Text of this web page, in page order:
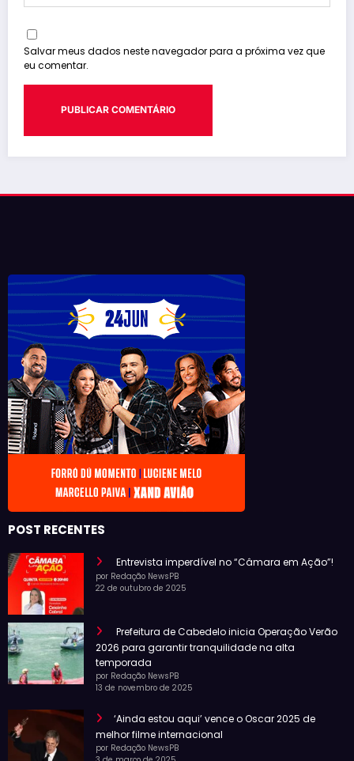
Salvar meus dados neste navegador para a próxima vez que
eu comentar.
POST RECENTES
Entrevista imperdível no “Câmara em Ação”!
por Redação NewsPB
22 de outubro de 2025
Prefeitura de Cabedelo inicia Operação Verão
2026 para garantir tranquilidade na alta
temporada
por Redação NewsPB
13 de novembro de 2025
‘Ainda estou aqui’ vence o Oscar 2025 de
melhor filme internacional
por Redação NewsPB